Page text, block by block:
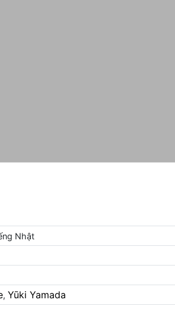
Nhật
, Yūki Yamada